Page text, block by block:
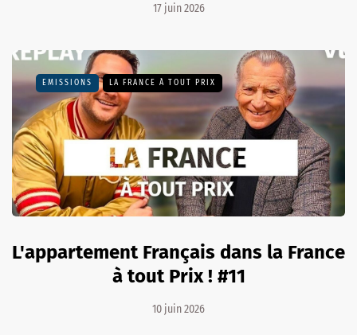
17 juin 2026
EMISSIONS LA FRANCE À TOUT PRIX
L'appartement Français dans la France
à tout Prix ! #11
10 juin 2026